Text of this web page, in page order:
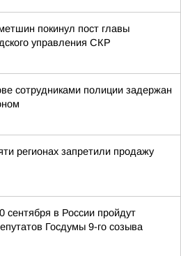
покинул пост главы
управления СКР
сотрудниками полиции задержан
регионах запретили продажу
сентября в России пройдут
Госдумы 9-го созыва